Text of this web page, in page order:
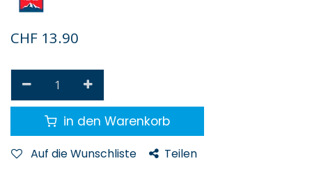
CHF 13.90
in den Warenkorb
Auf die Wunschliste Teilen